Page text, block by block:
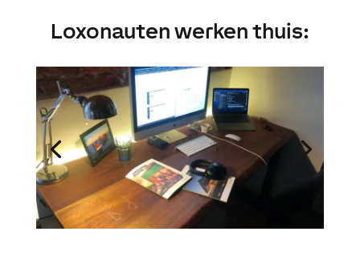
Loxonauten werken thuis: